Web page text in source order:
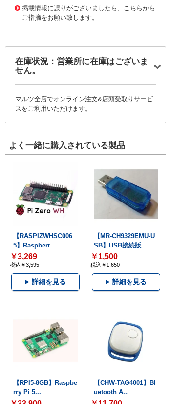
掲載情報に誤りがございましたら、こちらから
ご指摘をお願い致します。
在庫状況：営業所に在庫はございま
せん。
マルツ全店でオンライン注文&店頭受取りサービ
スをご利用いただけます。
よく一緒に購入されている製品
【RASPIZWHSC006
5】Raspberr...
￥3,269
税込￥3,595
詳細を見る
【MR-CH9329EMU-U
SB】USB接続版...
￥1,500
税込￥1,650
詳細を見る
【RPI5-8GB】Raspbe
rry Pi 5...
【CHW-TAG4001】Bl
uetooth A...